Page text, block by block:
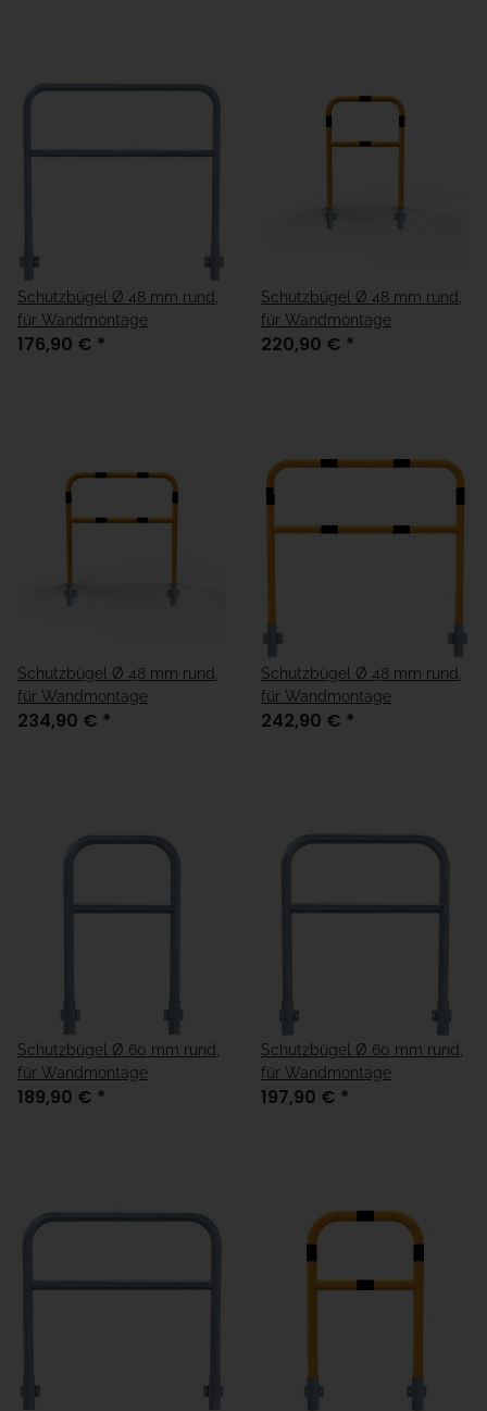
Schutzbügel Ø 48 mm rund,
für Wandmontage
176,90 € *
Schutzbügel Ø 48 mm rund,
für Wandmontage
220,90 € *
Schutzbügel Ø 48 mm rund,
für Wandmontage
234,90 € *
Schutzbügel Ø 48 mm rund,
für Wandmontage
242,90 € *
Schutzbügel Ø 60 mm rund,
für Wandmontage
189,90 € *
Schutzbügel Ø 60 mm rund,
für Wandmontage
197,90 € *